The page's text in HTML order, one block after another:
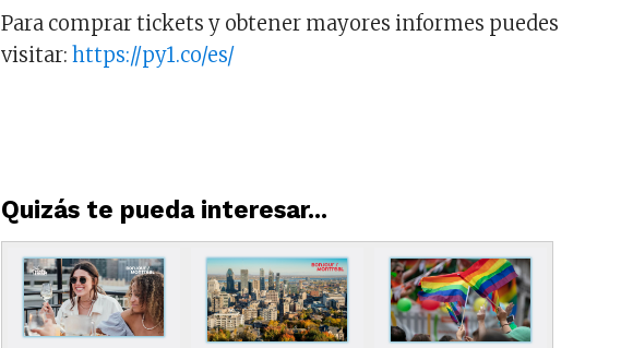
Para comprar tickets y obtener mayores informes puedes
visitar:https://py1.co/es/
Quizás te pueda interesar...